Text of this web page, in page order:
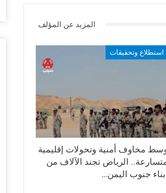
المزيد عن المؤلف
استطلاع وتحقيقات
مخاوف أمنية وتحولات إقليمية
الرياض تجند الآلاف من
أبناء جنوب اليمن…
وبيع